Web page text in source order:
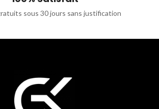
sous 30 jours sans justification